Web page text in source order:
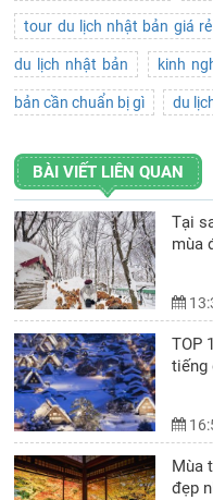
tour du lịch nhật bản giá rẻ
du lịch nhật bản kinh
bản cần chuẩn bị gì du
BÀI VIẾT LIÊN QUAN
Tại
mùa
TOP
tiếng
Mùa
đẹp